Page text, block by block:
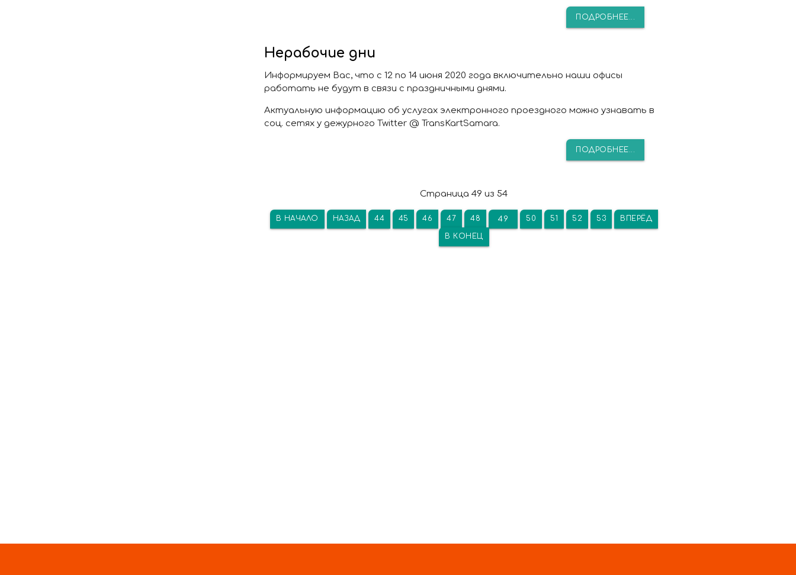
ПОДРОБНЕЕ...
Нерабочие дни
Информируем Вас, что с 12 по 14 июня 2020 года включительно наши офисы
работать не будут в связи с праздничными днями.
Актуальную информацию об услугах электронного проездного можно узнавать в
соц. сетях у дежурного Twitter @ TransKartSamara.
ПОДРОБНЕЕ...
Страница 49 из 54
В НАЧАЛО НАЗАД 44 45 46 47 48 49 50 51 52 53 ВПЕРЁД
В КОНЕЦ